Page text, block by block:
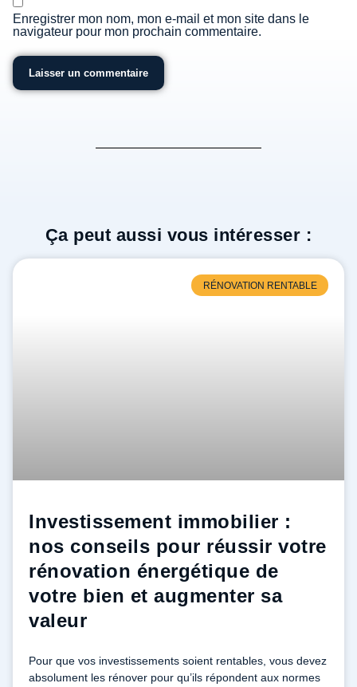
Enregistrer mon nom, mon e-mail et mon site dans le
navigateur pour mon prochain commentaire.
Ça peut aussi vous intéresser :
RÉNOVATION RENTABLE
Investissement immobilier :
nos conseils pour réussir votre
rénovation énergétique de
votre bien et augmenter sa
valeur
Pour que vos investissements soient rentables, vous devez
absolument les rénover pour qu’ils répondent aux normes